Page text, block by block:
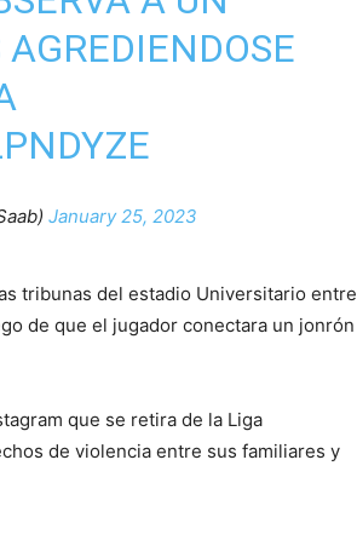
January 25, 2023
tribunas del estadio Universitario entre
de que el jugador conectara un jonrón
que se retira de la Liga
de violencia entre sus familiares y